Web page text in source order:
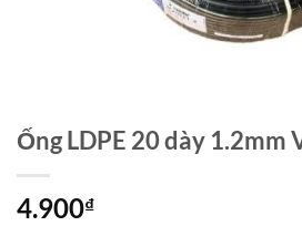
Ống LDPE 20 dày 1.2mm
4.900₫